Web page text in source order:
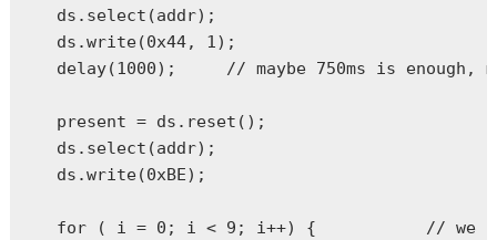
ds.select(addr);
ds.write(0x44, 1);
delay(1000);     // maybe 750ms is enough,
present = ds.reset();
ds.select(addr);
ds.write(0xBE);
for ( i = 0; i < 9; i++) {           // we